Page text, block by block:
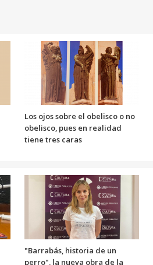
Los ojos sobre el obelisco o no
obelisco, pues en realidad
tiene tres caras
"Barrabás, historia de un
perro", la nueva obra de la